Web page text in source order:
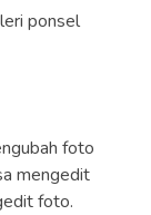
ponsel
foto
mengedit
foto.